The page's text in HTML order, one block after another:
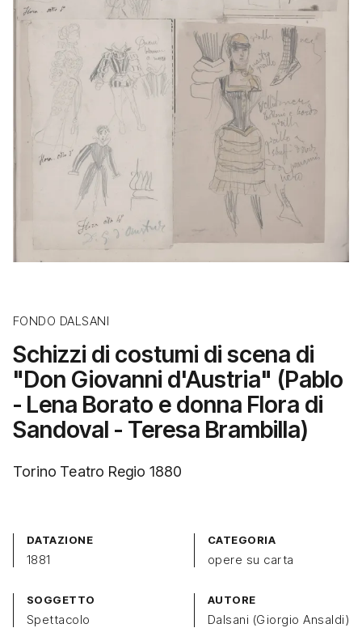
FONDO DALSANI
Schizzi di costumi di scena di
"Don Giovanni d'Austria" (Pablo
- Lena Borato e donna Flora di
Sandoval - Teresa Brambilla)
Torino Teatro Regio 1880
DATAZIONE
1881
CATEGORIA
opere su carta
SOGGETTO
Spettacolo
AUTORE
Dalsani (Giorgio Ansaldi)